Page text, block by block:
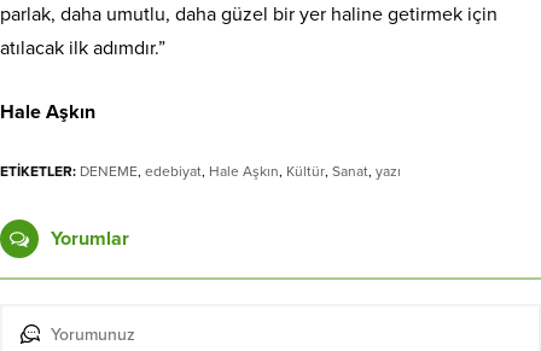
parlak, daha umutlu, daha güzel bir yer haline getirmek için
atılacak ilk adımdır.”
Hale Aşkın
ETİKETLER: DENEME, edebiyat, Hale Aşkın, Kültür, Sanat, yazı
Yorumlar